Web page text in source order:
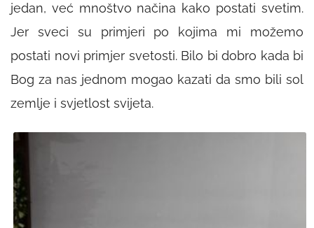
jedan, već mnoštvo načina kako postati svetim.
Jer sveci su primjeri po kojima mi možemo
postati novi primjer svetosti. Bilo bi dobro kada bi
Bog za nas jednom mogao kazati da smo bili sol
zemlje i svjetlost svijeta.